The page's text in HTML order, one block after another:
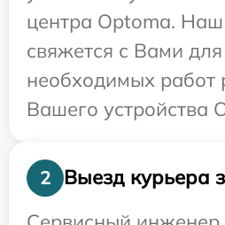
центра Optoma. Наш
свяжется с Вами
необходимых работ
Вашего устройства
2
Выезд курьера